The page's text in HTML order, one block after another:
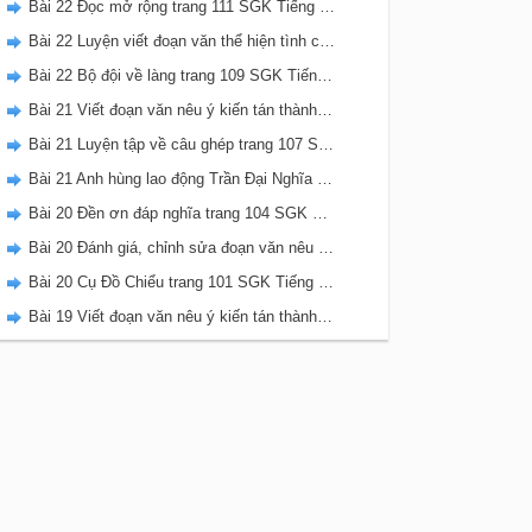
Bài 22 Đọc mở rộng trang 111 SGK Tiếng Việt 5 Kết nối tri thức tập 2
Bài 22 Luyện viết đoạn văn thể hiện tình cảm, cảm xúc về một sự việc trang 111 SGK Tiếng Việt 5 Kết nối tri thức tập 2
Bài 22 Bộ đội về làng trang 109 SGK Tiếng Việt 5 Kết nối tri thức tập 2
Bài 21 Viết đoạn văn nêu ý kiến tán thành một sự việc, hiện tượng (Bài viết số 2) trang 108 SGK Tiếng Việt 5 Kết nối tri thức tập 2
Bài 21 Luyện tập về câu ghép trang 107 SGK Tiếng Việt 5 Kết nối tri thức tập 2
Bài 21 Anh hùng lao động Trần Đại Nghĩa trang 106 SGK Tiếng Việt 5 Kết nối tri thức tập 2
Bài 20 Đền ơn đáp nghĩa trang 104 SGK Tiếng Việt 5 Kết nối tri thức tập 2
Bài 20 Đánh giá, chỉnh sửa đoạn văn nêu ý kiến tán thành một sự vật, hiện tượng trang 103 SGK Tiếng Việt 5 Kết nối tri thức tập 2
Bài 20 Cụ Đồ Chiểu trang 101 SGK Tiếng Việt 5 Kết nối tri thức tập 2
Bài 19 Viết đoạn văn nêu ý kiến tán thành một sự việc, hiện tượng (Bài viết số 1) trang 100 SGK Tiếng Việt 5 Kết nối tri thức tập 2